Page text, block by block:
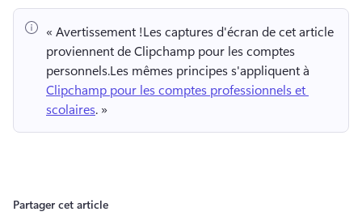
« Avertissement !Les captures d'écran de cet article
proviennent de Clipchamp pour les comptes
personnels.
Clipchamp pour les comptes professionnels et
scolaires. »
Partager cet article